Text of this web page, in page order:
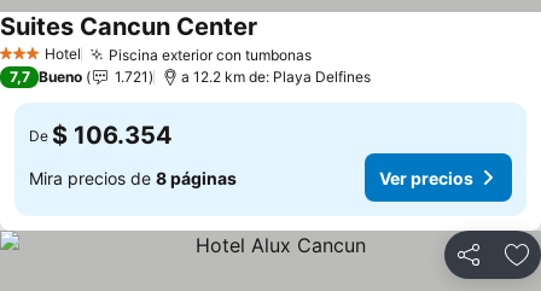
3 Estrellas
Hotel Piscina exterior con tumbonasVer precios
Suites Cancun Center
7,7 Bueno 1.721 a 12.2 km de: Playa Delfines
De $ 106.354
Mira precios de 8 páginas Ver precios
Compartir